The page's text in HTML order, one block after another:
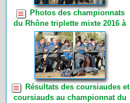
Photos des championnats
du Rhône triplette mixte 2016 à
Cours la ville (29)
Résultats des coursiaudes et
coursiauds au championnat du